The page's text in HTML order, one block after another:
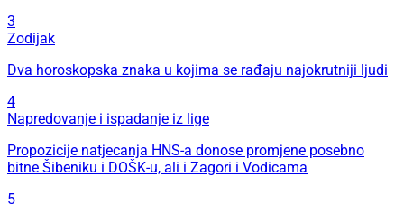
3
Zodijak
Dva horoskopska znaka u kojima se rađaju najokrutniji ljudi
4
Napredovanje i ispadanje iz lige
Propozicije natjecanja HNS-a donose promjene posebno
bitne Šibeniku i DOŠK-u, ali i Zagori i Vodicama
5